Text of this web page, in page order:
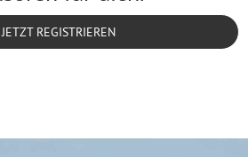
JETZT REGISTRIEREN